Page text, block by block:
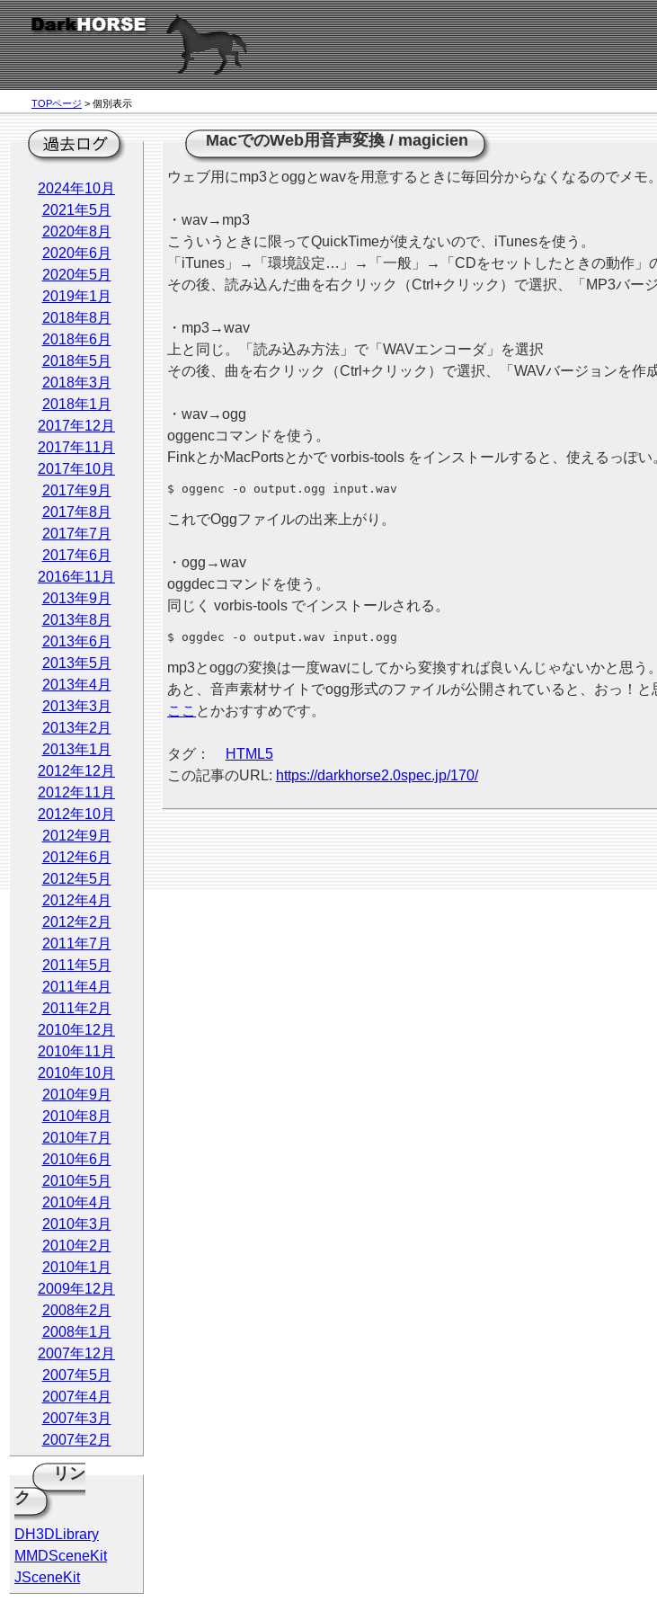
TOPページ > 個別表示
2024年10月
2021年5月
2020年8月
2020年6月
2020年5月
2019年1月
2018年8月
2018年6月
2018年5月
2018年3月
2018年1月
2017年12月
2017年11月
2017年10月
2017年9月
2017年8月
2017年7月
2017年6月
2016年11月
2013年9月
2013年8月
2013年6月
2013年5月
2013年4月
2013年3月
2013年2月
2013年1月
2012年12月
2012年11月
2012年10月
2012年9月
2012年6月
2012年5月
2012年4月
2012年2月
2011年7月
2011年5月
2011年4月
2011年2月
2010年12月
2010年11月
2010年10月
2010年9月
2010年8月
2010年7月
2010年6月
2010年5月
2010年4月
2010年3月
2010年2月
2010年1月
2009年12月
2008年2月
2008年1月
2007年12月
2007年5月
2007年4月
2007年3月
2007年2月
リン
ク
DH3DLibrary
MMDSceneKit
JSceneKit
MacでのWeb用音声変換/magicien
ウェブ用にmp3とoggとwavを用意するときに毎回分からなくなるのでメモ。
・wav→mp3
こういうときに限ってQuickTimeが使えないので、iTunesを使う。
「iTunes」→「環境設定…」→「一般」→「CDをセットしたときの動作」
その後、読み込んだ曲を右クリック（Ctrl+クリック）で選択、「MP3バー
・mp3→wav
上と同じ。「読み込み方法」で「WAVエンコーダ」を選択
その後、曲を右クリック（Ctrl+クリック）で選択、「WAVバージョンを作
・wav→ogg
oggencコマンドを使う。
FinkとかMacPortsとかで vorbis-tools をインストールすると、使えるっぽい
これでOggファイルの出来上がり。
・ogg→wav
oggdecコマンドを使う。
同じく vorbis-tools でインストールされる。
mp3とoggの変換は一度wavにしてから変換すれば良いんじゃないかと思う。
あと、音声素材サイトでogg形式のファイルが公開されていると、おっ！と
ここ とかおすすめです。
タグ：
HTML5
この記事のURL: https://darkhorse2.0spec.jp/170/